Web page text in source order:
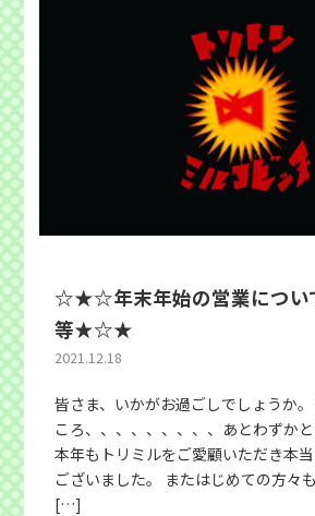
☆★☆年末年始の営業につい
等★☆★
2021.12.18
皆さま、いかがお過ごしでしょうか
ころ、、、、、、、、、あとわずかと
本年もトリミルをご愛顧いただき本
ございました。 またはじめての方々
[…]